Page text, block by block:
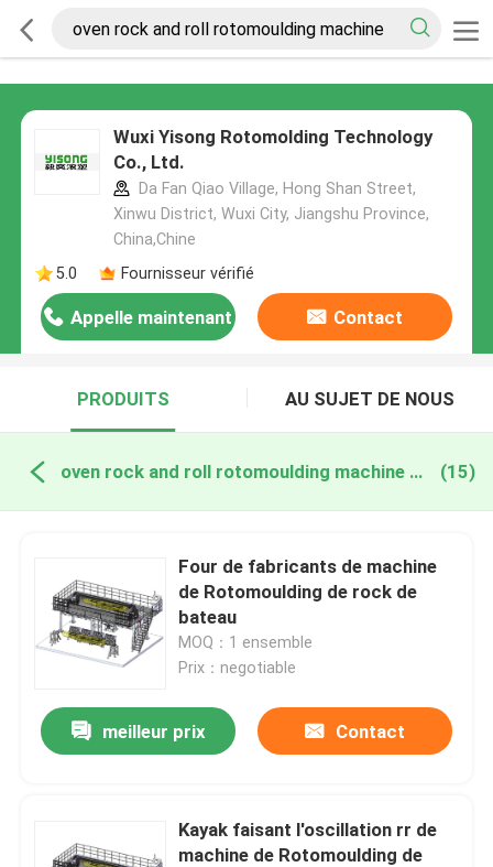
Wuxi Yisong Rotomolding Technology
Co., Ltd.
Da Fan Qiao Village, Hong Shan Street,
Xinwu District, Wuxi City, Jiangshu Province,
China,Chine
5.0
Fournisseur vérifié
Appelle maintenant Contact
PRODUITS AU SUJET DE NOUS
oven rock and roll rotomoulding machine fabrication en ligne (15)
Four de fabricants de machine
de Rotomoulding de rock de
bateau
MOQ：1 ensemble
Prix：negotiable
meilleur prix Contact
Kayak faisant l'oscillation rr de
machine de Rotomoulding de